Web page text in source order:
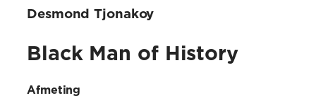
Desmond Tjonakoy
Black Man of History
Afmeting